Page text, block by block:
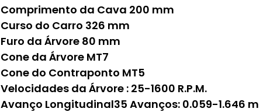
Comprimento da Cava 200 mm
Curso do Carro 326 mm
Furo da Árvore 80 mm
Cone da Árvore MT7
Cone do Contraponto MT5
Velocidades da Árvore : 25-1600 R.P.M.
Avanço Longitudinal35 Avanços: 0.059-1.646 m